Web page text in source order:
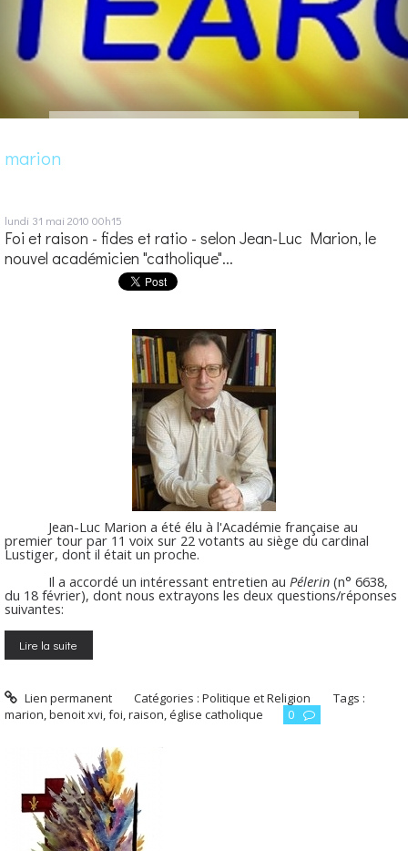
marion
lundi 31 mai 2010 00h15
Foi et raison - fides et ratio - selon Jean-Luc Marion, le
nouvel académicien "catholique"...
Jean-Luc Marion a été élu à l'Académie française au
premier tour par 11 voix sur 22 votants au siège du cardinal
Lustiger, dont il était un proche.
Il a accordé un intéressant entretien au Pélerin (n° 6638,
du 18 février), dont nous extrayons les deux questions/réponses
suivantes:
Lire la suite
Lien permanent Catégories :Politique et Religion
Tags :
marion,benoit xvi,foi,raison,église catholique 0